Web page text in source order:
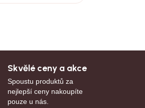
Skvělé ceny a akce
Spoustu produktů za
nejlepší ceny nakoupíte
pouze u nás.